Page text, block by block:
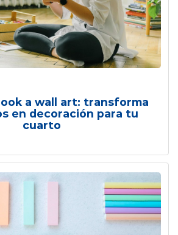
a wall art: transforma
en decoración para tu
cuarto